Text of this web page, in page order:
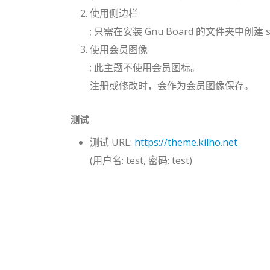
使用侧边栏
; 只需在安装 Gnu Board 的文件夹中创建
使用会员图像
; 此主题不使用会员图标。
注册或修改时，会作为会员图像保存。
测试
测试 URL: https://theme.kilho.net
(用户名: test, 密码: test)